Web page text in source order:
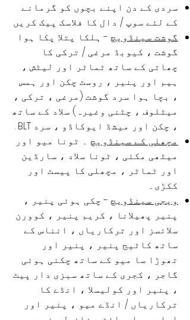
سردی کے دن اپنے بچوں کو گرمانے
کے لئے سوپ / دال کا فلاسک پیک کریں
گوشت سینڈویچ - ہلکا پتلا پکا ہوا
گوشت ، کیوبڈ مرغی / ترکی کا
چھاتی کے ساتھ ٹماٹر اور لیٹش ،
ہیم اور پنیر ، روسٹ چکن اور ہمس
، بچا ہوا سرد گوشت (مرغی ، ترکی ،
میٹلوف ، چٹنی وغیرہ) سلاد کے ساتھ
، چکن اور میشڈ ایوکاڈو ، سرد BLT .
مچھلی کے سینڈویچ ۔ ٹونا میو اور
میٹھی مکئی ، ٹونا سلاد ، سارڈین
اور ٹماٹر ، مچھلی کا پیسٹ اور
ککڑی۔
ویجی سینڈویچ - چکی ہوئی پنیر ،
پنیر پھیلانا ، کریم پنیر ، کوورن
سلائسز اور ترکاریاں ، انناس کے
ساتھ کاٹیج پنیر ، پنیر اور
تھوڑا سا میو کے ساتھ چکنی ہوئی
گاجر ، کجری کے ساتھ سبزی دار پیٹ
، پنیر اور کولیسلا ، انڈے کا
ترکاریاں / انڈے میو ، پنیر اور